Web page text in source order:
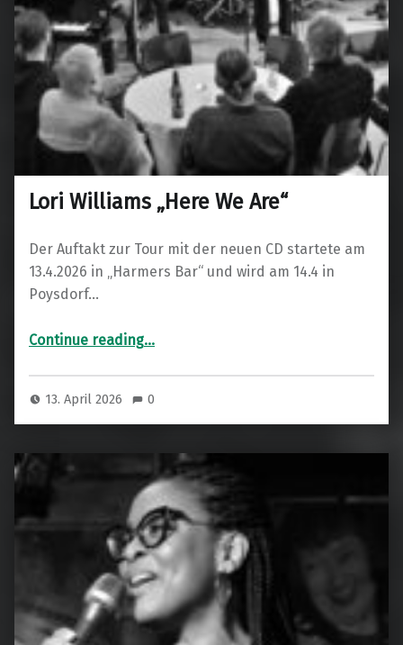
Lori Williams „Here We Are“
Der Auftakt zur Tour mit der neuen CD startete am
13.4.2026 in „Harmers Bar“ und wird am 14.4 in
Poysdorf…
Continue reading“Lori Williams „Here We Are“”
…
13. April 2026 0